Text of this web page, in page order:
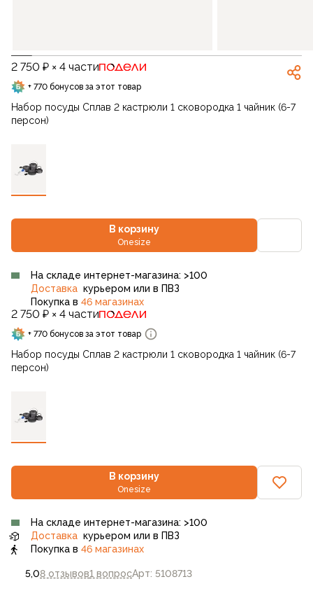
2 750 ₽ × 4 части
+ 770 бонусов за этот товар
Набор посуды Сплав 2 кастрюли 1 сковородка 1 чайник (6-7
персон)
В корзину
Onesize
5,08 отзывов1 вопросАрт: 5108713
На складе интернет-магазина: >100
Доставка курьером или в ПВЗ
Покупка в 46 магазинах
2 750 ₽ × 4 части
+ 770 бонусов за этот товар
Набор посуды Сплав 2 кастрюли 1 сковородка 1 чайник (6-7
персон)
В корзину
Onesize
На складе интернет-магазина: >100
Доставка курьером или в ПВЗ
Покупка в 46 магазинах